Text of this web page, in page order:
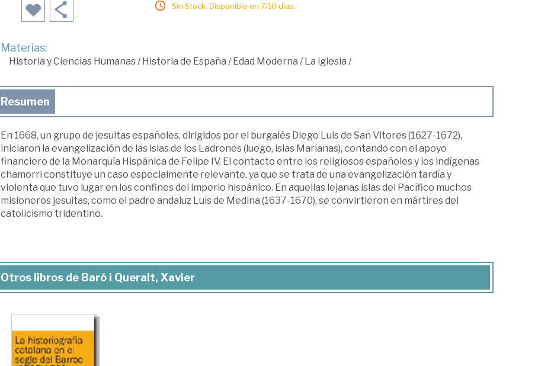
Sin Stock. Disponible en 7/10 días.
Materias:
Historia y Ciencias Humanas/Historia de España /Edad Moderna /La iglesia /
Resumen
En 1668, un grupo de jesuitas españoles, dirigidos por el burgalés Diego Luis de San Vitores (1627-1672),
iniciaron la evangelización de las islas de los Ladrones (luego, islas Marianas), contando con el apoyo
financiero de la Monarquía Hispánica de Felipe IV. El contacto entre los religiosos españoles y los indígenas
chamorri constituye un caso especialmente relevante, ya que se trata de una evangelización tardía y
violenta que tuvo lugar en los confines del imperio hispánico. En aquellas lejanas islas del Pacífico muchos
misioneros jesuitas, como el padre andaluz Luis de Medina (1637-1670), se convirtieron en mártires del
catolicismo tridentino.
Otros libros de Baró i Queralt, Xavier